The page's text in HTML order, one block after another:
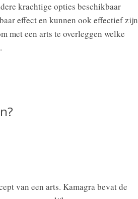
krachtige opties beschikbaar
effect en kunnen ook effectief zijn
met een arts te overleggen welke
van een arts. Kamagra bevat de